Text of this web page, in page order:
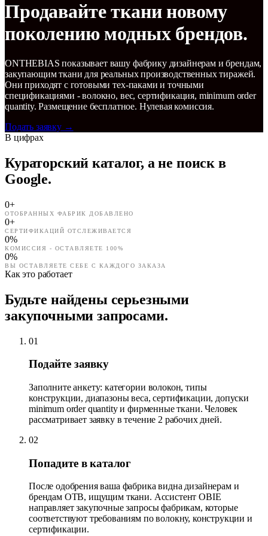
Продавайте ткани новому
поколению модных брендов.
ONTHEBIAS показывает вашу фабрику дизайнерам и брендам,
закупающим ткани для реальных производственных тиражей.
Они приходят с готовыми тех-паками и точными
спецификациями - волокно, вес, сертификация, minimum order
quantity. Размещение бесплатное. Нулевая комиссия.
Подать заявку→
В цифрах
Кураторский каталог, а не поиск в
Google.
0+
ОТОБРАННЫХ ФАБРИК ДОБАВЛЕНО
0+
СЕРТИФИКАЦИЙ ОТСЛЕЖИВАЕТСЯ
0%
КОМИССИЯ - ОСТАВЛЯЕТЕ 100%
0%
ВЫ ОСТАВЛЯЕТЕ СЕБЕ С КАЖДОГО ЗАКАЗА
Как это работает
Будьте найдены серьезными
закупочными запросами.
01
Подайте заявку
Заполните анкету: категории волокон, типы
конструкции, диапазоны веса, сертификации, допуски
minimum order quantity и фирменные ткани. Человек
рассматривает заявку в течение 2 рабочих дней.
02
Попадите в каталог
После одобрения ваша фабрика видна дизайнерам и
брендам OTB, ищущим ткани. Ассистент OBIE
направляет закупочные запросы фабрикам, которые
соответствуют требованиям по волокну, конструкции и
сертификации.